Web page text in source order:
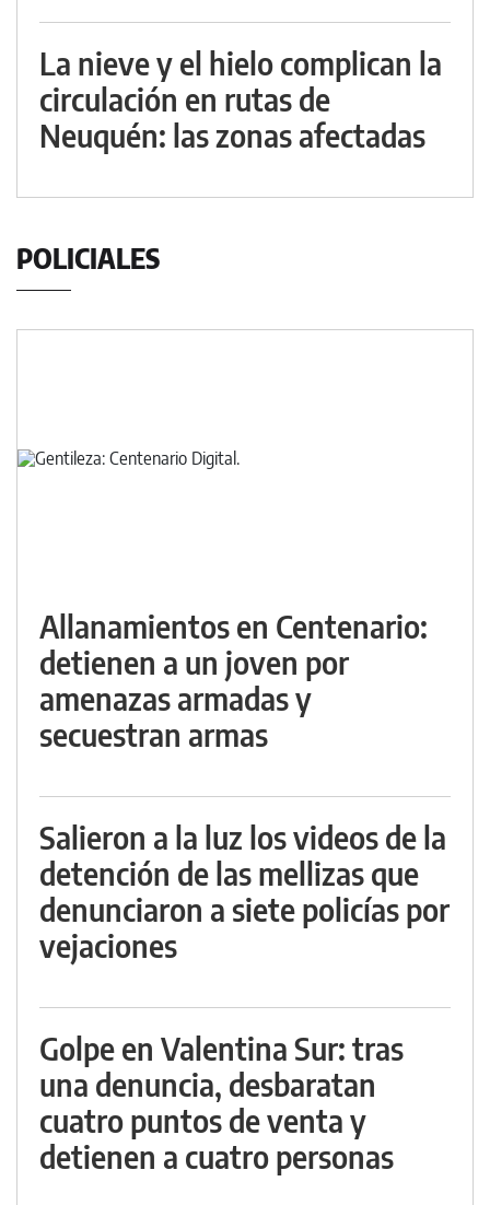
La nieve y el hielo complican la
circulación en rutas de
Neuquén: las zonas afectadas
POLICIALES
Allanamientos en Centenario:
detienen a un joven por
amenazas armadas y
secuestran armas
Salieron a la luz los videos de la
detención de las mellizas que
denunciaron a siete policías por
vejaciones
Golpe en Valentina Sur: tras
una denuncia, desbaratan
cuatro puntos de venta y
detienen a cuatro personas